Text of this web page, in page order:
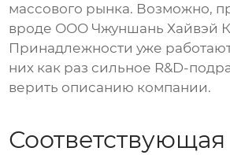
массового рынка. Возможно,
вроде ООО Чжуншань Хайвэй
Принадлежности уже
них как раз сильное R&D-
верить описанию компании.
Соответствующая